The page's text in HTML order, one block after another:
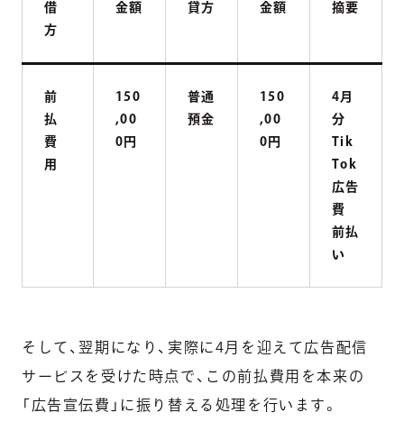
借
方
金額 貸方 金額 摘要
前
払
費
用
150
,00
0円
普通
預金
150
,00
0円
4月
分
Tik
Tok
広告
費
前払
い
そして、翌期になり、実際に4月を迎えて広告配信
サービスを受けた時点で、この前払費用を本来の
「広告宣伝費」に振り替える処理を行います。